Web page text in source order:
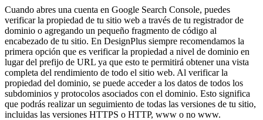
Cuando abres una cuenta en Google Search Console, puedes
verificar la propiedad de tu sitio web a través de tu registrador de
dominio o agregando un pequeño fragmento de código al
encabezado de tu sitio. En DesignPlus siempre recomendamos la
primera opción que es verificar la propiedad a nivel de dominio en
lugar del prefijo de URL ya que esto te permitirá obtener una vista
completa del rendimiento de todo el sitio web. Al verificar la
propiedad del dominio, se puede acceder a los datos de todos los
subdominios y protocolos asociados con el dominio. Esto significa
que podrás realizar un seguimiento de todas las versiones de tu sitio,
incluidas las versiones HTTPS o HTTP, www o no www.